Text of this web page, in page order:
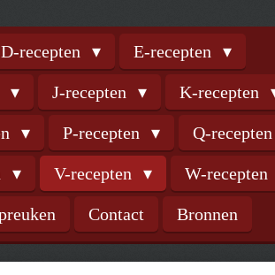
D-recepten E-recepten
J-recepten K-recepten
P-recepten Q-recepten
V-recepten W-recepten
Contact Bronnen